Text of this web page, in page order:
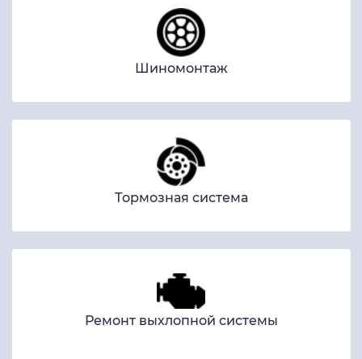
Шиномонтаж
Тормозная система
Ремонт выхлопной системы